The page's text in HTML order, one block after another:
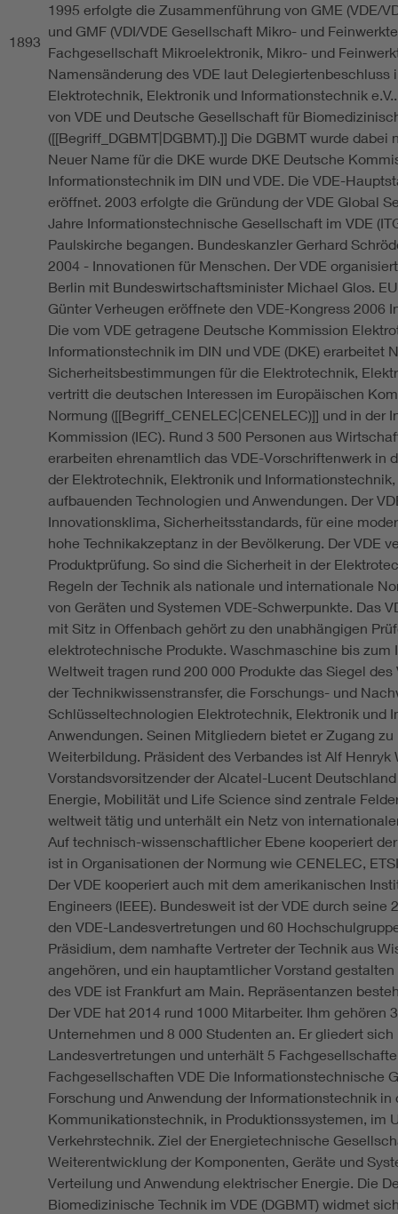
1893
1995 erfolgte die Zusammenführung von GME (VDE/
und GMF (VDI/VDE Gesellschaft Mikro- und
Fachgesellschaft Mikroelektronik, Mikro- und
Namensänderung des VDE laut Delegiertenbeschluss
Elektrotechnik, Elektronik und Informationstechnik
von VDE und Deutsche Gesellschaft für
([[Begriff_DGBMT|DGBMT).]] Die DGBMT wurde
Neuer Name für die DKE wurde DKE Deutsche
Informationstechnik im DIN und VDE. Die VDE-
eröffnet. 2003 erfolgte die Gründung der VDE Global
Jahre Informationstechnische Gesellschaft im VDE
Paulskirche begangen. Bundeskanzler Gerhard
2004 - Innovationen für Menschen. Der VDE
Berlin mit Bundeswirtschaftsminister Michael Glos.
Günter Verheugen eröffnete den VDE-Kongress 2006
Die vom VDE getragene Deutsche Kommission
Informationstechnik im DIN und VDE (DKE) erarbeitet
Sicherheitsbestimmungen für die Elektrotechnik,
vertritt die deutschen Interessen im Europäischen
Normung ([[Begriff_CENELEC|CENELEC)]] und in
Kommission (IEC). Rund 3 500 Personen aus
erarbeiten ehrenamtlich das VDE-Vorschriftenwerk in
der Elektrotechnik, Elektronik und
aufbauenden Technologien und Anwendungen. Der
Innovationsklima, Sicherheitsstandards, für eine
hohe Technikakzeptanz in der Bevölkerung. Der VDE
Produktprüfung. So sind die Sicherheit in der
Regeln der Technik als nationale und internationale
von Geräten und Systemen VDE-Schwerpunkte. Das
mit Sitz in Offenbach gehört zu den unabhängigen
elektrotechnische Produkte. Waschmaschine bis zum
Weltweit tragen rund 200 000 Produkte das Siegel
der Technikwissenstransfer, die Forschungs- und
Schlüsseltechnologien Elektrotechnik, Elektronik und
Anwendungen. Seinen Mitgliedern bietet er Zugang
Weiterbildung. Präsident des Verbandes ist Alf Henryk
Vorstandsvorsitzender der Alcatel-Lucent
Energie, Mobilität und Life Science sind zentrale
weltweit tätig und unterhält ein Netz von
Auf technisch-wissenschaftlicher Ebene kooperiert
ist in Organisationen der Normung wie CENELEC,
Der VDE kooperiert auch mit dem amerikanischen
Engineers (IEEE). Bundesweit ist der VDE durch seine
den VDE-Landesvertretungen und 60
Präsidium, dem namhafte Vertreter der Technik aus
angehören, und ein hauptamtlicher Vorstand
des VDE ist Frankfurt am Main. Repräsentanzen
Der VDE hat 2014 rund 1000 Mitarbeiter. Ihm gehören
Unternehmen und 8 000 Studenten an. Er gliedert
Landesvertretungen und unterhält 5
Fachgesellschaften VDE Die Informationstechnische
Forschung und Anwendung der Informationstechnik in
Kommunikationstechnik, in Produktionssystemen, im
Verkehrstechnik. Ziel der Energietechnische
Weiterentwicklung der Komponenten, Geräte und
Verteilung und Anwendung elektrischer Energie. Die
Biomedizinische Technik im VDE (DGBMT) widmet